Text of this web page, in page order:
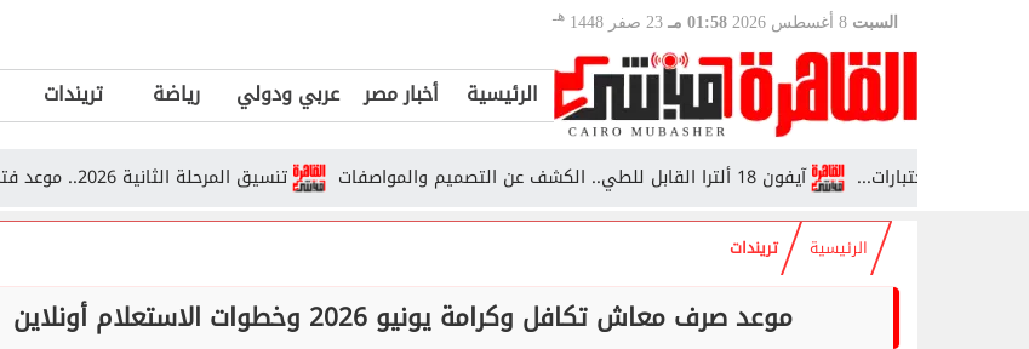
السبت 01:58 مـ 23 صفر 1448 هـ
الرئيسية أخبار مصر عربي ودولي رياضة تريندات
تنسيق المرحلة الثانية 2026.. موعد فتح التسجيل وما الذي ستعلنه وزارة التعليم... آيفون 18 ألترا القابل للطي.. الكشف عن التصميم والمواصفات
الرئيسية تريندات
موعد صرف معاش تكافل وكرامة يونيو 2026 وخطوات الاستعلام أونلاين